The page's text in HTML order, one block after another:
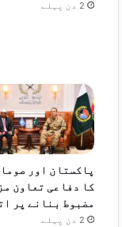
2 دن پہلے
پاکستان اور
کا دفاعی تعاون
مضبوط بنانے پر
2 دن پہلے